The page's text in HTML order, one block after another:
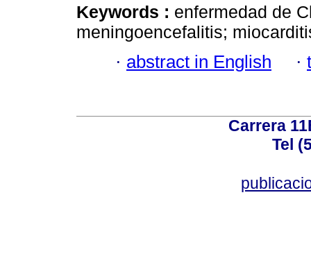
Keywords : enfermedad de
meningoencefalitis;
· abstract in English ·
Carrera
Tel